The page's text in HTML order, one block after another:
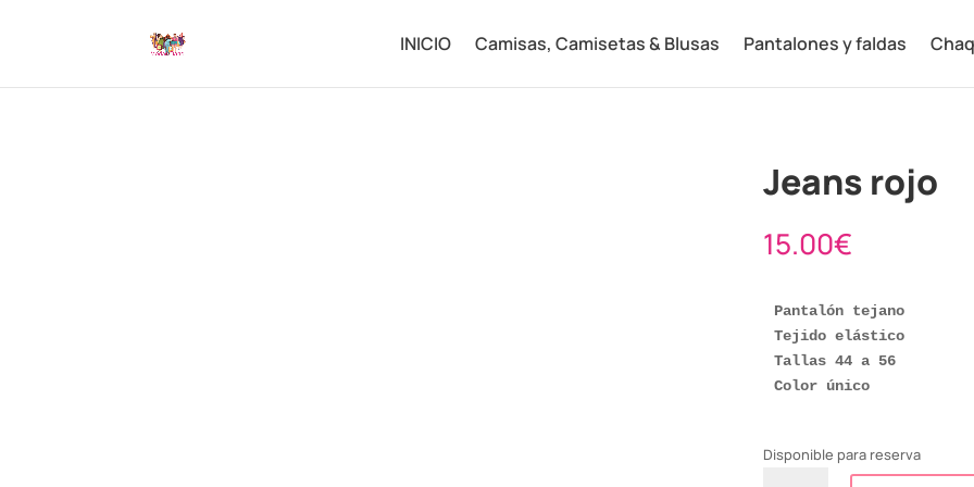
INICIO Camisas, Camisetas & Blusas Pantalones y faldas
Jeans rojo
15.00€
Pantalón tejano
Tejido elástico
Tallas 44 a 56
Color único
Disponible para reserva